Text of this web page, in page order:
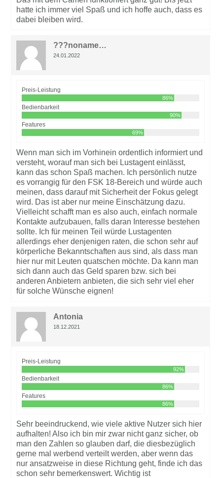
hatte ich immer viel Spaß und ich hoffe auch, dass es
dabei bleiben wird.
???noname…
24.01.2022
Preis-Leistung
86%
Bedienbarkeit
90%
Features
69%
Wenn man sich im Vorhinein ordentlich informiert und
versteht, worauf man sich bei Lustagent einlässt,
kann das schon Spaß machen. Ich persönlich nutze
es vorrangig für den FSK 18-Bereich und würde auch
meinen, dass darauf mit Sicherheit der Fokus gelegt
wird. Das ist aber nur meine Einschätzung dazu.
Vielleicht schafft man es also auch, einfach normale
Kontakte aufzubauen, falls daran Interesse bestehen
sollte. Ich für meinen Teil würde Lustagenten
allerdings eher denjenigen raten, die schon sehr auf
körperliche Bekanntschaften aus sind, als dass man
hier nur mit Leuten quatschen möchte. Da kann man
sich dann auch das Geld sparen bzw. sich bei
anderen Anbietern anbieten, die sich sehr viel eher
für solche Wünsche eignen!
Antonia
18.12.2021
Preis-Leistung
92%
Bedienbarkeit
86%
Features
86%
Sehr beeindruckend, wie viele aktive Nutzer sich hier
aufhalten! Also ich bin mir zwar nicht ganz sicher, ob
man den Zahlen so glauben darf, die diesbezüglich
gerne mal werbend verteilt werden, aber wenn das
nur ansatzweise in diese Richtung geht, finde ich das
schon sehr bemerkenswert. Wichtig ist